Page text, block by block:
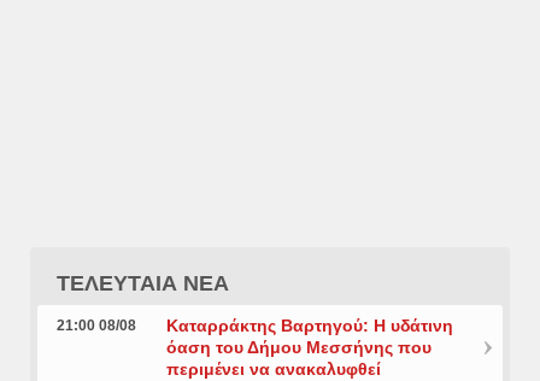
ΤΕΛΕΥΤΑΙΑ ΝΕΑ
21:00 08/08
Καταρράκτης Βαρτηγού: Η υδάτινη
όαση του Δήμου Μεσσήνης που
περιμένει να ανακαλυφθεί